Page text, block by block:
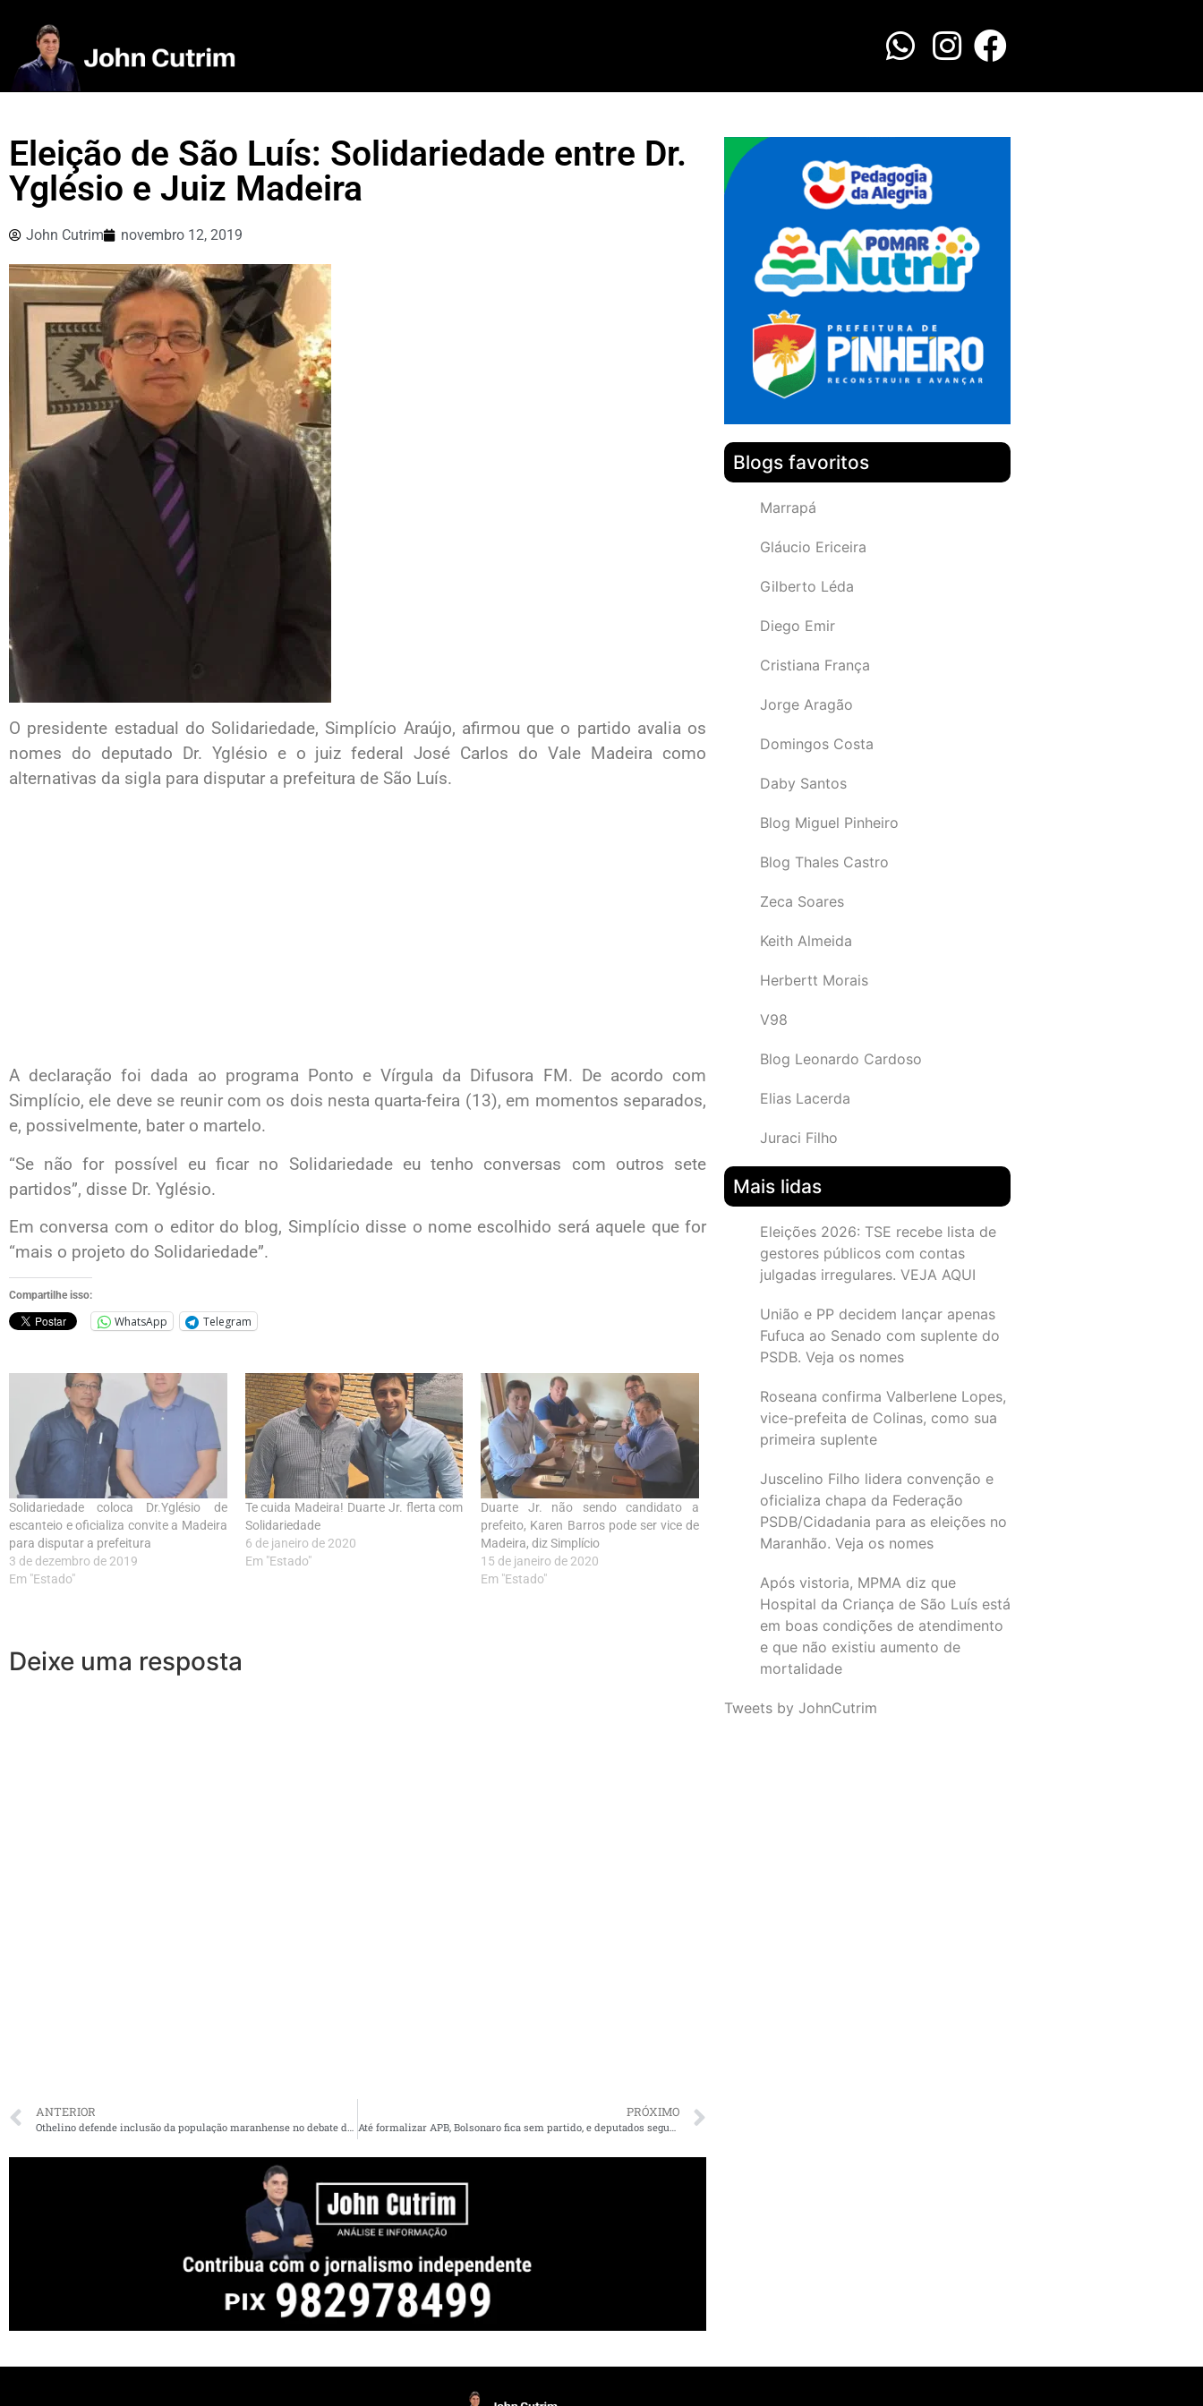
Eleição de São Luís: Solidariedade entre Dr.
Yglésio e Juiz Madeira
John Cutrim novembro 12, 2019
O presidente estadual do Solidariedade, Simplício Araújo, afirmou que o partido avalia os
nomes do deputado Dr. Yglésio e o juiz federal José Carlos do Vale Madeira como
alternativas da sigla para disputar a prefeitura de São Luís.
A declaração foi dada ao programa Ponto e Vírgula da Difusora FM. De acordo com
Simplício, ele deve se reunir com os dois nesta quarta-feira (13), em momentos separados,
e, possivelmente, bater o martelo.
“Se não for possível eu ficar no Solidariedade eu tenho conversas com outros sete
partidos”, disse Dr. Yglésio.
Em conversa com o editor do blog, Simplício disse o nome escolhido será aquele que for
“mais o projeto do Solidariedade”.
Compartilhe isso:
WhatsApp Telegram
Solidariedade coloca Dr.Yglésio de
escanteio e oficializa convite a Madeira
para disputar a prefeitura
3 de dezembro de 2019
Em "Estado"
Te cuida Madeira! Duarte Jr. flerta com
Solidariedade
6 de janeiro de 2020
Em "Estado"
Duarte Jr. não sendo candidato a
prefeito, Karen Barros pode ser vice de
Madeira, diz Simplício
15 de janeiro de 2020
Em "Estado"
Deixe uma resposta
ANTERIOR PRÓXIMO
Blogs favoritos
Marrapá
Gláucio Ericeira
Gilberto Léda
Diego Emir
Cristiana França
Jorge Aragão
Domingos Costa
Daby Santos
Blog Miguel Pinheiro
Blog Thales Castro
Zeca Soares
Keith Almeida
Herbertt Morais
V98
Blog Leonardo Cardoso
Elias Lacerda
Juraci Filho
Mais lidas
Eleições 2026: TSE recebe lista de
gestores públicos com contas
julgadas irregulares. VEJA AQUI
União e PP decidem lançar apenas
Fufuca ao Senado com suplente do
PSDB. Veja os nomes
Roseana confirma Valberlene Lopes,
vice-prefeita de Colinas, como sua
primeira suplente
Juscelino Filho lidera convenção e
oficializa chapa da Federação
PSDB/Cidadania para as eleições no
Maranhão. Veja os nomes
Após vistoria, MPMA diz que
Hospital da Criança de São Luís está
em boas condições de atendimento
e que não existiu aumento de
mortalidade
Tweets by JohnCutrim